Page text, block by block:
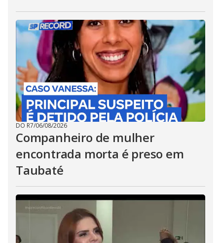
DO R7/06/08/2026
Companheiro de mulher
encontrada morta é preso em
Taubaté